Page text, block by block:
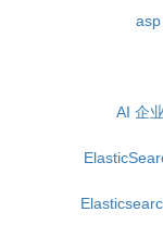
AI 企